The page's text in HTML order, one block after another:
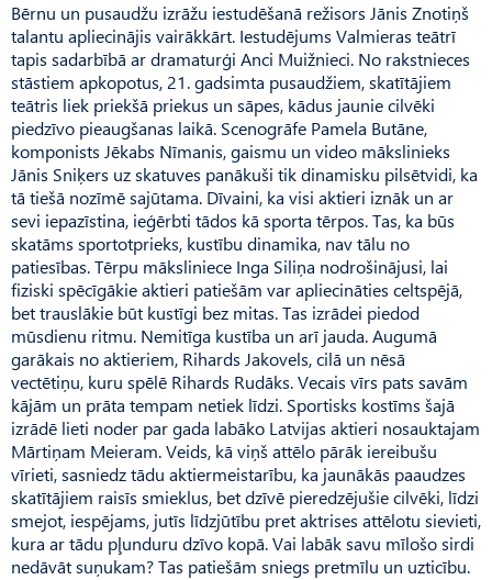
Bērnu un pusaudžu izrāžu iestudēšanā režisors Jānis Znotiņš
talantu apliecinājis vairākkārt. Iestudējums Valmieras teātrī
tapis sadarbībā ar dramaturģi Anci Muižnieci. No rakstnieces
stāstiem apkopotus, 21. gadsimta pusaudžiem, skatītājiem
teātris liek priekšā priekus un sāpes, kādus jaunie cilvēki
piedzīvo pieaugšanas laikā. Scenogrāfe Pamela Butāne,
komponists Jēkabs Nīmanis, gaismu un video mākslinieks
Jānis Sniķers uz skatuves panākuši tik dinamisku pilsētvidi, ka
tā tiešā nozīmē sajūtama. Dīvaini, ka visi aktieri iznāk un ar
sevi iepazīstina, ieģērbti tādos kā sporta tērpos. Tas, ka būs
skatāms sportotprieks, kustību dinamika, nav tālu no
patiesības. Tērpu māksliniece Inga Siliņa nodrošinājusi, lai
fiziski spēcīgākie aktieri patiešām var apliecināties celtspējā,
bet trauslākie būt kustīgi bez mitas. Tas izrādei piedod
mūsdienu ritmu. Nemitīga kustība un arī jauda. Augumā
garākais no aktieriem, Rihards Jakovels, cilā un nēsā
vectētiņu, kuru spēlē Rihards Rudāks. Vecais vīrs pats savām
kājām un prāta tempam netiek līdzi. Sportisks kostīms šajā
izrādē lieti noder par gada labāko Latvijas aktieri nosauktajam
Mārtiņam Meieram. Veids, kā viņš attēlo pārāk iereibušu
vīrieti, sasniedz tādu aktiermeistarību, ka jaunākās paaudzes
skatītājiem raisīs smieklus, bet dzīvē pieredzējušie cilvēki, līdzi
smejot, iespējams, jutīs līdzjūtību pret aktrises attēlotu sievieti,
kura ar tādu pļunduru dzīvo kopā. Vai labāk savu mīlošo sirdi
nedāvāt suņukam? Tas patiešām sniegs pretmīlu un uzticību.